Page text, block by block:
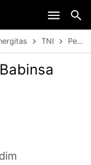
TNI Peresmian Rumah Dinas Babinsa Koramil 17/Gondangrejo